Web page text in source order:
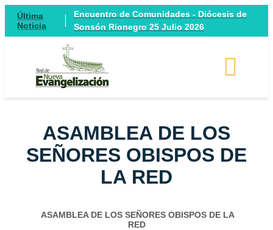
Última
Noticia
Encuentro de Comunidades - Diócesis de
Sonsón Rionegro 25 Julio 2026
ASAMBLEA DE LOS
SEÑORES OBISPOS DE
LA RED
ASAMBLEA DE LOS SEÑORES OBISPOS DE LA
RED